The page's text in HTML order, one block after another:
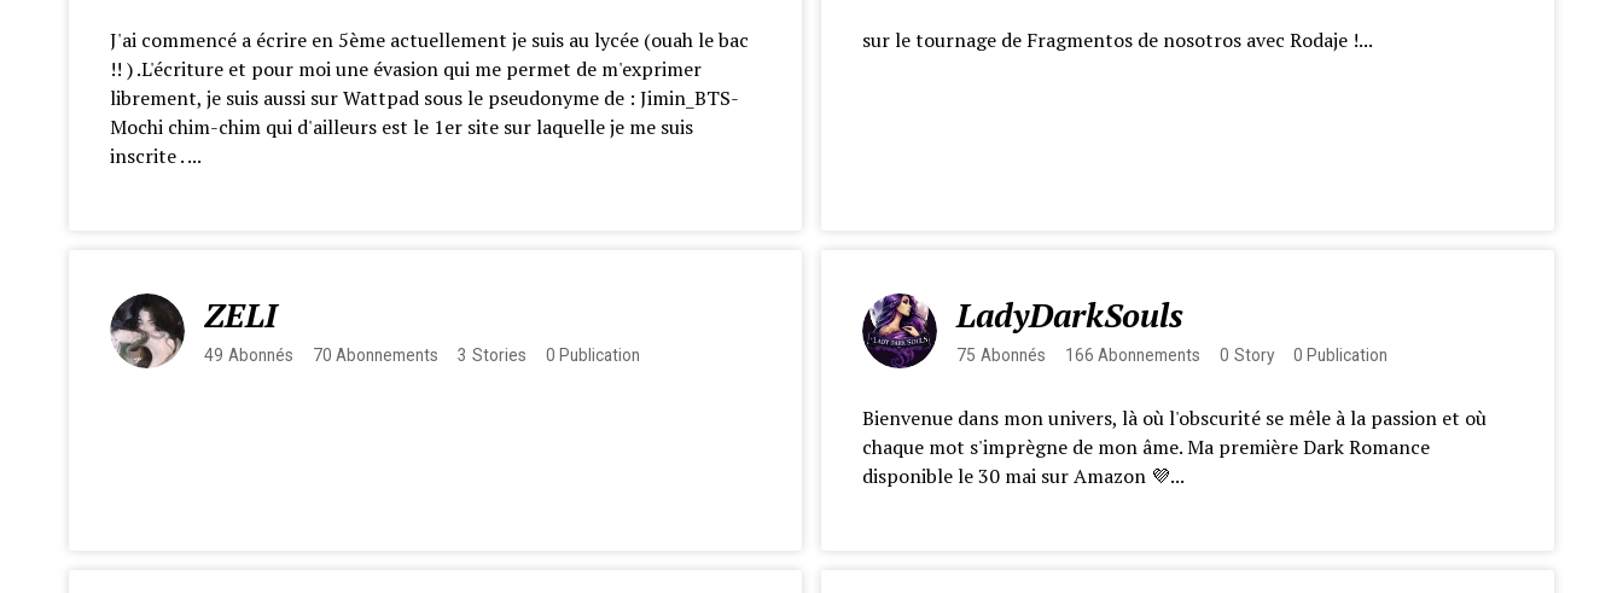
J'ai commencé a écrire en 5ème actuellement je suis au lycée (ouah le bac
!! ) .L'écriture et pour moi une évasion qui me permet de m'exprimer
librement, je suis aussi sur Wattpad sous le pseudonyme de : Jimin_BTS-
Mochi chim-chim qui d'ailleurs est le 1er site sur laquelle je me suis
inscrite . ...
sur le tournage de Fragmentos de nosotros avec Rodaje !...
ZELI
49 Abonnés 70 Abonnements 3 Stories 0 Publication
LadyDarkSouls
75 Abonnés 166 Abonnements 0 Story 0 Publication
Bienvenue dans mon univers, là où l'obscurité se mêle à la passion et où
chaque mot s'imprègne de mon âme. Ma première Dark Romance
disponible le 30 mai sur Amazon 💜...